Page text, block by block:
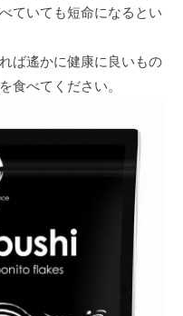
ていても短命になるとい
ば遙かに健康に良いもの
食べてください。